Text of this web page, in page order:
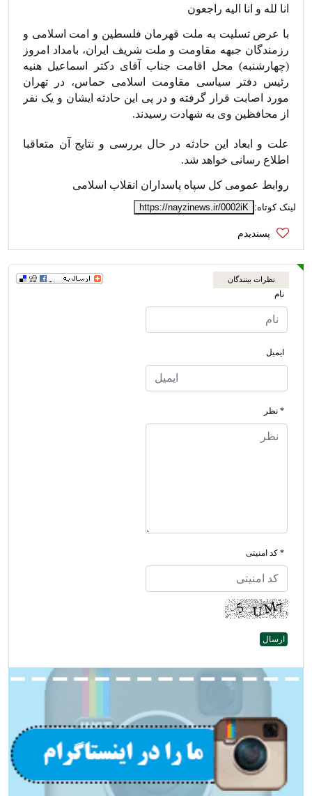
انا لله و انا الیه راجعون
از محافظین وی به شهادت رسیدند.
اطلاع رسانی خواهد شد.
روابط عمومی کل سپاه پاسداران انقلاب اسلامی
لینک کوتاه: https://nayzinews.ir/0002iK
نظرات بینندگان
نام
ایمیل
* نظر
* کد امنیتی